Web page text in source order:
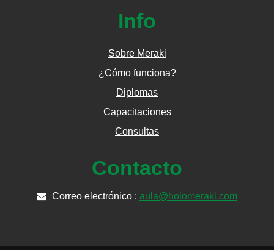
Info
Sobre Meraki
¿Cómo funciona?
Diplomas
Capacitaciones
Consultas
Contacto
Correo electrónico : aula@holomeraki.com